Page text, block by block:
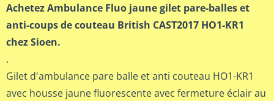
Achetez Ambulance Fluo jaune gilet pare-balles et
anti-coups de couteau British CAST2017 HO1-KR1
chez Sioen.
.
Gilet d'ambulance pare balle et anti couteau HO1-KR1
avec housse jaune fluorescente avec fermeture éclair au